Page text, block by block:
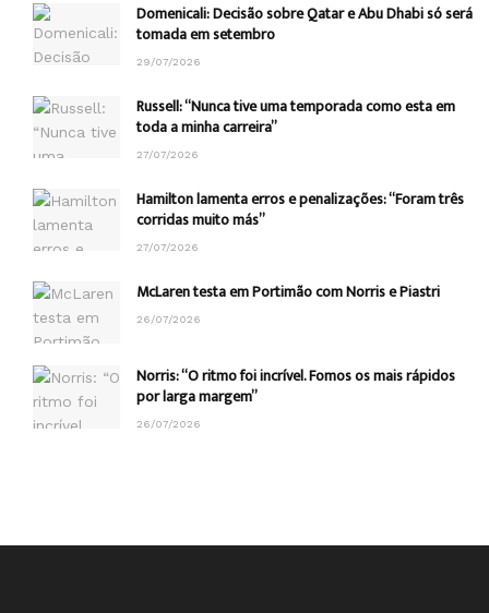
Domenicali: Decisão sobre Qatar e Abu Dhabi só será
tomada em setembro
29/07/2026
Russell: “Nunca tive uma temporada como esta em
toda a minha carreira”
27/07/2026
Hamilton lamenta erros e penalizações: “Foram três
corridas muito más”
27/07/2026
McLaren testa em Portimão com Norris e Piastri
26/07/2026
Norris: “O ritmo foi incrível. Fomos os mais rápidos
por larga margem”
26/07/2026